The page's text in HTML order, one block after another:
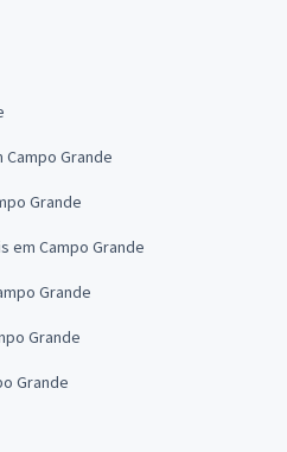
Grande
Grande
em Campo Grande
Grande
Grande
Grande